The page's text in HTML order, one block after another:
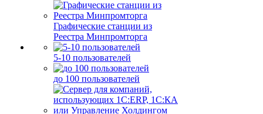
Графические станции из
Реестра Минпромторга
5-10 пользователей
до 100 пользователей